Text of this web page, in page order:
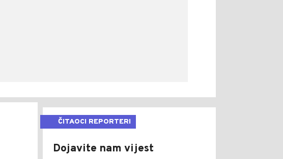
ČITAOCI REPORTERI
Dojavite nam vijest